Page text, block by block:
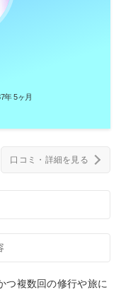
年 5ヶ月
口コミ・詳細を見る
つ複数回の修行や旅に